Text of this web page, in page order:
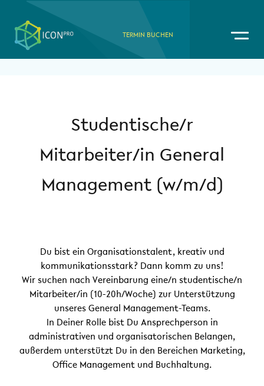
TERMIN BUCHEN
Studentische/r
Mitarbeiter/in General
Management (w/m/d)
Du bist ein Organisationstalent, kreativ und
kommunikationsstark? Dann komm zu uns!
Wir suchen nach Vereinbarung eine/n studentische/n
Mitarbeiter/in (10-20h/Woche) zur Unterstützung
unseres General Management-Teams.
In Deiner Rolle bist Du Ansprechperson in
administrativen und organisatorischen Belangen,
außerdem unterstützt Du in den Bereichen Marketing,
Office Management und Buchhaltung.